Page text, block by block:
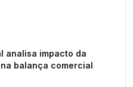
InvestSmart XP
analisa impacto da
balança comercial